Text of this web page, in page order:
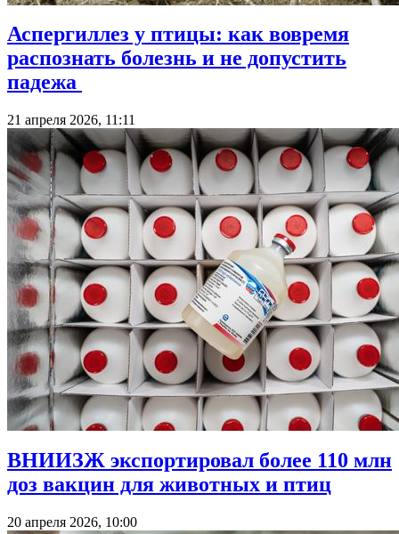
Аспергиллез у птицы: как вовремя
распознать болезнь и не допустить
падежа
21 апреля 2026, 11:11
ВНИИЗЖ экспортировал более 110 млн
доз вакцин для животных и птиц
20 апреля 2026, 10:00